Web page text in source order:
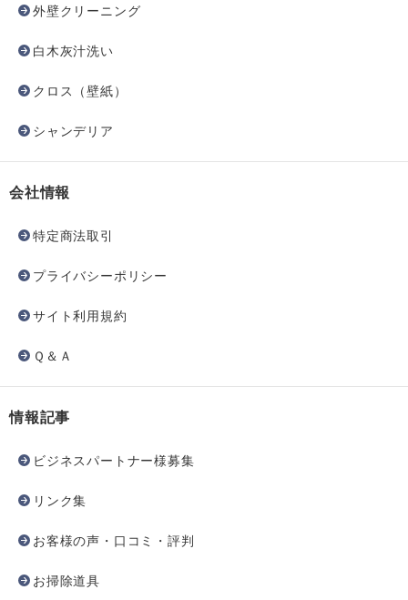
外壁クリーニング
白木灰汁洗い
クロス（壁紙）
シャンデリア
会社情報
特定商法取引
プライバシーポリシー
サイト利用規約
Ｑ＆Ａ
情報記事
ビジネスパートナー様募集
リンク集
お客様の声・口コミ・評判
お掃除道具